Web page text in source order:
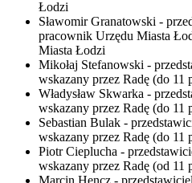
Łodzi
Sławomir Granatowski -
pracownik Urzędu Miasta
Miasta Łodzi
Mikołaj Stefanowski -
wskazany przez Radę (do 11
Władysław Skwarka -
wskazany przez Radę (do 11
Sebastian Bulak -
wskazany przez Radę (do 11
Piotr Cieplucha -
wskazany przez Radę (od 11